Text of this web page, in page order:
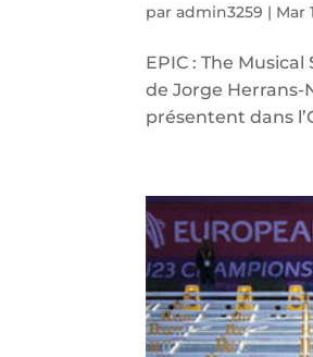
paradmin3259 | Mar
EPIC : The
de Jorge
présentent dans